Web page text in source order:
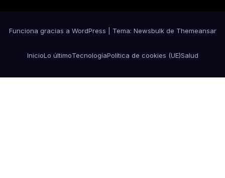
Funciona gracias a WordPress Tema: Newsbulkde Themeansar
InicioLo últimoTecnologíaPolítica de cookies (UE)Salud